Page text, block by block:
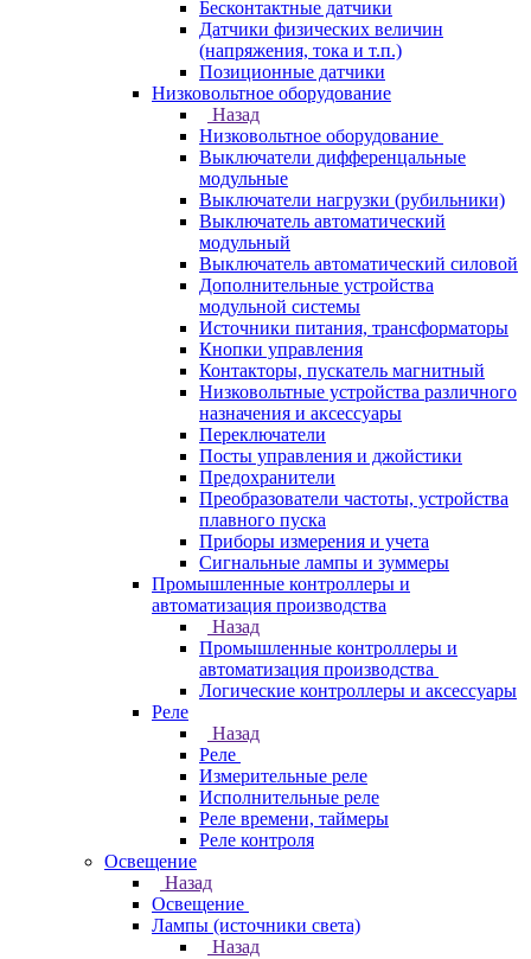
Бесконтактные датчики
Датчики физических величин
(напряжения, тока и т.п.)
Позиционные датчики
Низковольтное оборудование
Назад
Низковольтное оборудование
Выключатели дифференцальные
модульные
Выключатели нагрузки (рубильники)
Выключатель автоматический
модульный
Выключатель автоматический силовой
Дополнительные устройства
модульной системы
Источники питания, трансформаторы
Кнопки управления
Контакторы, пускатель магнитный
Низковольтные устройства различного
назначения и аксессуары
Переключатели
Посты управления и джойстики
Предохранители
Преобразователи частоты, устройства
плавного пуска
Приборы измерения и учета
Сигнальные лампы и зуммеры
Промышленные контроллеры и
автоматизация производства
Назад
Промышленные контроллеры и
автоматизация производства
Логические контроллеры и аксессуары
Реле
Назад
Реле
Измерительные реле
Исполнительные реле
Реле времени, таймеры
Реле контроля
Освещение
Назад
Освещение
Лампы (источники света)
Назад